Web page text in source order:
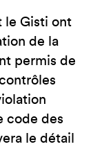
le Gisti ont
de la
permis de
code des
le détail